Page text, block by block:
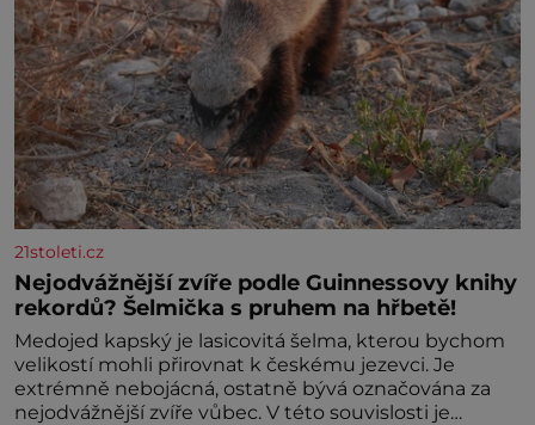
21stoleti.cz
Nejodvážnější zvíře podle Guinnessovy knihy
rekordů? Šelmička s pruhem na hřbetě!
Medojed kapský je lasicovitá šelma, kterou bychom
velikostí mohli přirovnat k českému jezevci. Je
extrémně nebojácná, ostatně bývá označována za
nejodvážnější zvíře vůbec. V této souvislosti je